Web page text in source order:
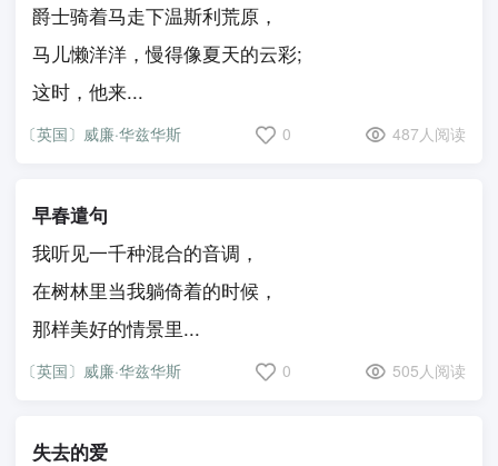
爵士骑着马走下温斯利荒原，
马儿懒洋洋，慢得像夏天的云彩;
这时，他来...
〔英国〕威廉·华兹华斯 0 487人阅读
早春遣句
我听见一千种混合的音调，
在树林里当我躺倚着的时候，
那样美好的情景里...
〔英国〕威廉·华兹华斯 0 505人阅读
失去的爱